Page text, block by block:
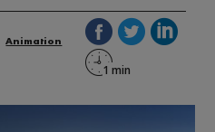
Animation